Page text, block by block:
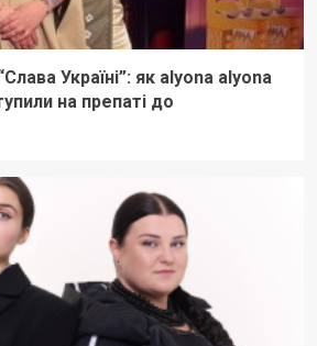
Україні”: як alyona alyona
на препаті до